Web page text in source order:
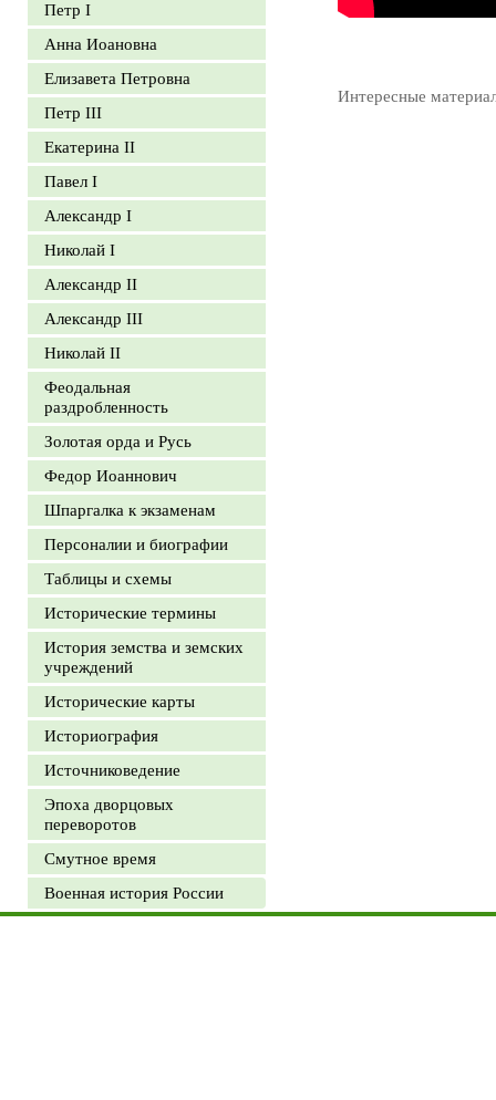
Петр I
Анна Иоановна
Елизавета Петровна
Петр III
Екатерина II
Павел I
Александр I
Николай I
Александр II
Александр III
Николай II
Феодальная
раздробленность
Золотая орда и Русь
Федор Иоаннович
Шпаргалка к экзаменам
Персоналии и биографии
Таблицы и схемы
Исторические термины
История земства и земских
учреждений
Исторические карты
Историография
Источниковедение
Эпоха дворцовых
переворотов
Смутное время
Военная история России
Интересные